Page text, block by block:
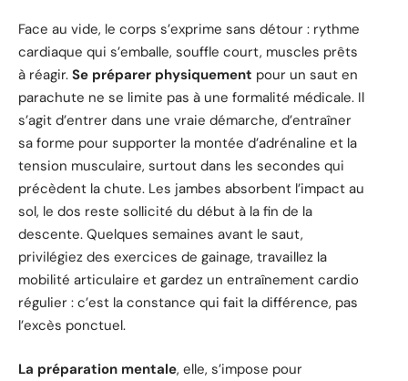
Face au vide, le corps s’exprime sans détour : rythme
cardiaque qui s’emballe, souffle court, muscles prêts
à réagir. Se préparer physiquement pour un saut en
parachute ne se limite pas à une formalité médicale. Il
s’agit d’entrer dans une vraie démarche, d’entraîner
sa forme pour supporter la montée d’adrénaline et la
tension musculaire, surtout dans les secondes qui
précèdent la chute. Les jambes absorbent l’impact au
sol, le dos reste sollicité du début à la fin de la
descente. Quelques semaines avant le saut,
privilégiez des exercices de gainage, travaillez la
mobilité articulaire et gardez un entraînement cardio
régulier : c’est la constance qui fait la différence, pas
l’excès ponctuel.
La préparation mentale, elle, s’impose pour